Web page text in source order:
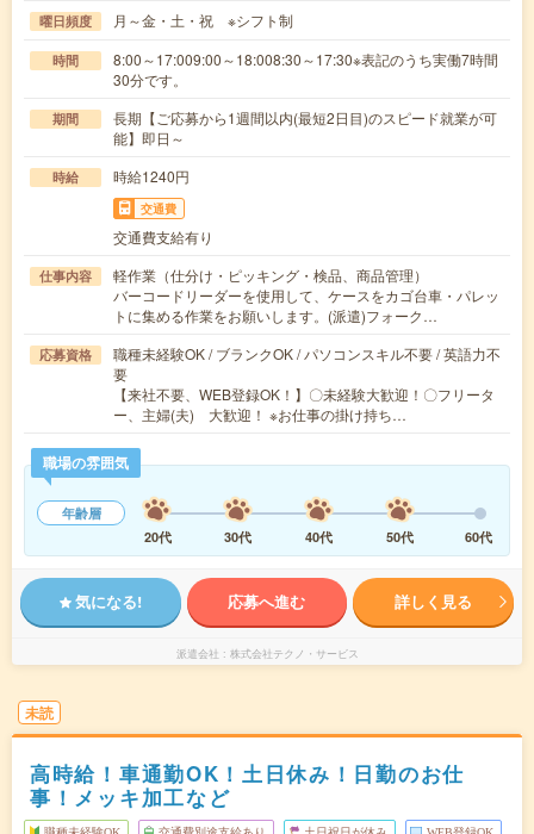
曜日頻度 月～金・土・祝 ※シフト制
時間
8:00～17:009:00～18:008:30～17:30※表記のうち実働7時間
30分です。
期間
長期【ご応募から1週間以内(最短2日目)のスピード就業が可
能】即日～
時給 時給1240円
交通費
交通費支給有り
仕事内容
軽作業（仕分け・ピッキング・検品、商品管理）
バーコードリーダーを使用して、ケースをカゴ台車・パレッ
トに集める作業をお願いします。(派遣)フォーク…
応募資格
職種未経験OK / ブランクOK / パソコンスキル不要 / 英語力不
要
【来社不要、WEB登録OK！】〇未経験大歓迎！〇フリータ
ー、主婦(夫) 大歓迎！ ※お仕事の掛け持ち…
職場の雰囲気
年齢層
20代
30代 40代 50代 60代
気になる! 応募へ進む 詳しく見る
派遣会社 株式会社テクノ・サービス
未読
高時給！車通勤OK！土日休み！日勤のお仕
事！メッキ加工など